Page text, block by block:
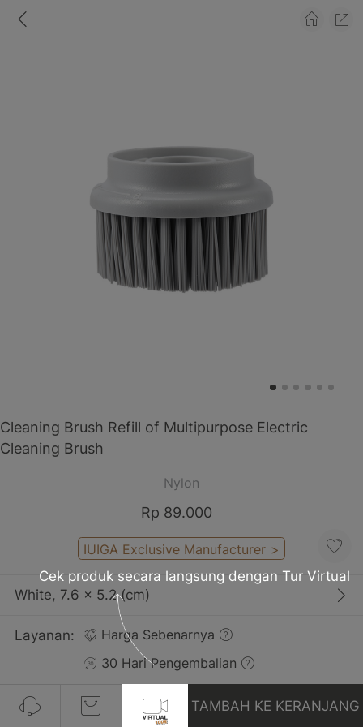
Cleaning Brush Refill of Multipurpose Electric
Cleaning Brush
Nylon
Rp 89.000
IUIGA Exclusive Manufacturer >
White, 7.6 x 5.2 (cm)
Layanan:
Harga Sebenarnya
30 Hari Pengembalian
TAMBAH KE KERANJANG
Cek produk secara langsung dengan Tur Virtual